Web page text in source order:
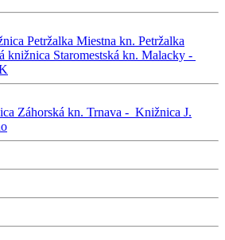
Petržalka Miestna kn. Petržalka
knižnica Staromestská kn. Malacky -
Záhorská kn. Trnava - Knižnica J.